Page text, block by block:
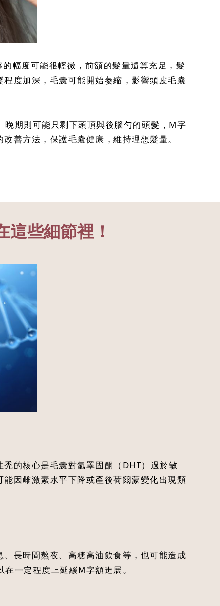
幅度可能很輕微，前額的髮量還算充足，髮
度加深，毛囊可能開始萎縮，影響頭皮毛囊
期則可能只剩下頭頂與後腦勺的頭髮，M字
善方法，保護毛囊健康，維持理想髮量。
些細節裡！
的核心是毛囊對氫睪固酮（DHT）過於敏
因雌激素水平下降或產後荷爾蒙變化出現類
長時間熬夜、高糖高油飲食等，也可能造成
一定程度上延緩M字額進展。